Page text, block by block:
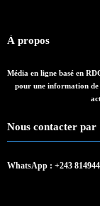
À propos
Média en ligne basé en
pour une information de
Nous contacter par
WhatsApp : +243